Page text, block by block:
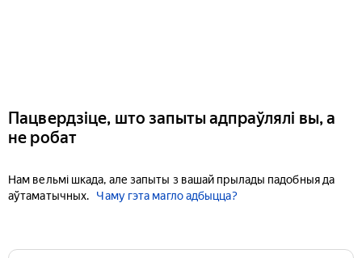
Пацвердзіце, што запыты адпраўлялі вы, а
не робат
Нам вельмі шкада, але запыты з вашай прылады падобныя да
аўтаматычных.
Чаму гэта магло адбыцца?